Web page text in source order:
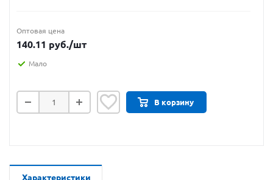
Оптовая цена
140.11 руб./шт
Мало
В корзину
Характеристики